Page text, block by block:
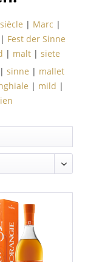
siècle | Marc |
| Fest der Sinne
| malt| siete
sinne | mallet
| mild |